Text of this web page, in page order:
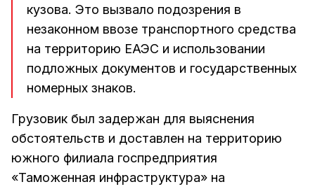
кузова. Это вызвало подозрения в
незаконном ввозе транспортного средства
на территорию ЕАЭС и использовании
подложных документов и государственных
номерных знаков.
Грузовик был задержан для выяснения
обстоятельств и доставлен на территорию
южного филиала госпредприятия
«Таможенная инфраструктура» на